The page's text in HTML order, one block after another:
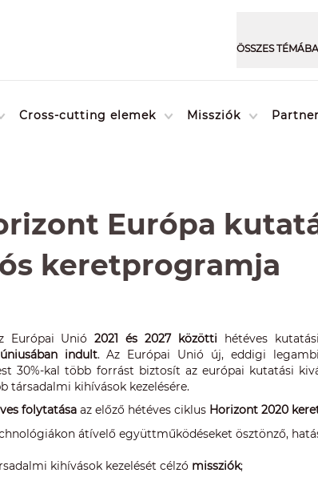
Cross-cutting elemek Missziók
Európa
keretprogramja
Európai Unió2021 és 2027 közötti hétéves
indult. Az Európai Unió új, eddigi
30%-kal több forrást biztosít az európai kutatási
társadalmi kihívások kezelésére.
folytatása az előző hétéves ciklus Horizont 2020
átívelő együttműködéseket ösztönző,
kihívások kezelését célzó missziók;